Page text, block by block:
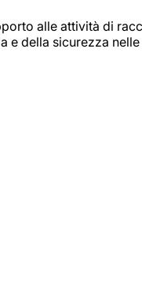
alle attività di
della sicurezza